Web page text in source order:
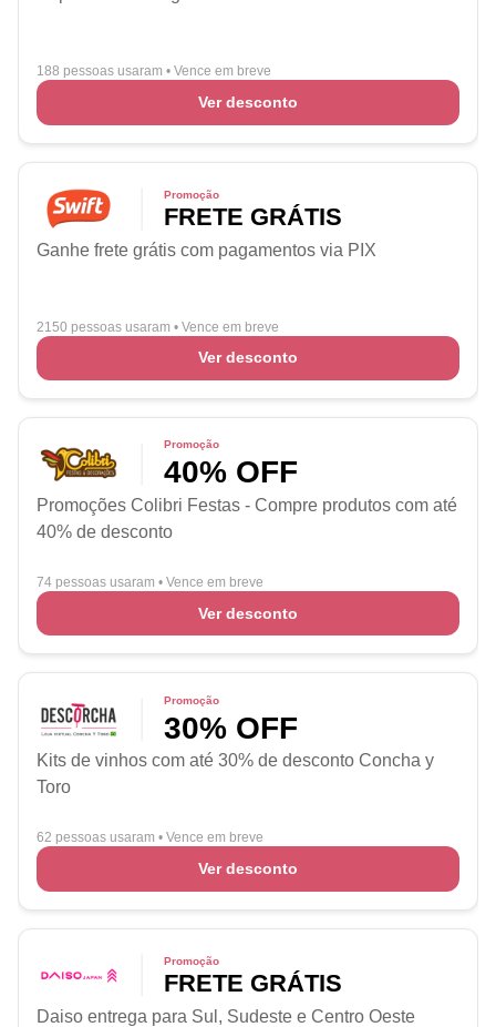
188 pessoas usaram • Vence em breve
Ver desconto
Promoção
FRETE GRÁTIS
Ganhe frete grátis com pagamentos via PIX
2150 pessoas usaram • Vence em breve
Ver desconto
Promoção
40% OFF
Promoções Colibri Festas - Compre produtos com até
40% de desconto
74 pessoas usaram • Vence em breve
Ver desconto
Promoção
30% OFF
Kits de vinhos com até 30% de desconto Concha y
Toro
62 pessoas usaram • Vence em breve
Ver desconto
Promoção
FRETE GRÁTIS
Daiso entrega para Sul, Sudeste e Centro Oeste